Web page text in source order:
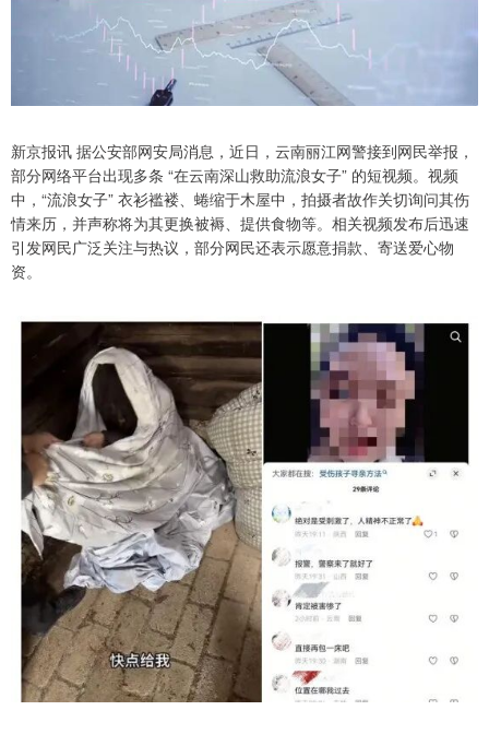
新京报讯 据公安部网安局消息，近日，云南丽江网警接到网民举报，
部分网络平台出现多条 “在云南深山救助流浪女子” 的短视频。视频
中，“流浪女子” 衣衫褴褛、蜷缩于木屋中，拍摄者故作关切询问其伤
情来历，并声称将为其更换被褥、提供食物等。相关视频发布后迅速
引发网民广泛关注与热议，部分网民还表示愿意捐款、寄送爱心物
资。